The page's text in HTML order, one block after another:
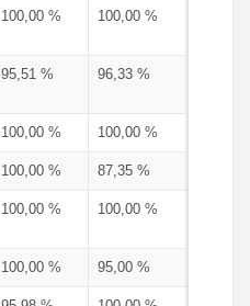
100,00 % 100,00 %
95,51 % 96,33 %
100,00 % 100,00 %
100,00 % 87,35 %
100,00 % 100,00 %
100,00 % 95,00 %